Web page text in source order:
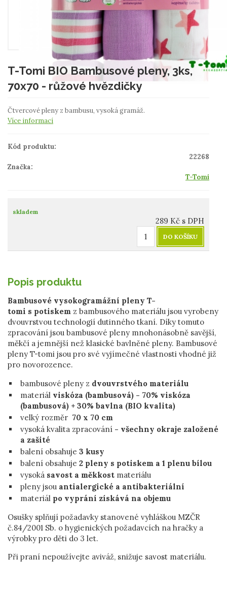
T-Tomi BIO Bambusové pleny, 3ks,
70x70 - růžové hvězdičky
Čtvercové pleny z bambusu, vysoká gramáž.
Více informací
Kód produktu:
22268
Značka:
T-Tomi
skladem
289 Kč s DPH
DO KOŠÍKU
Popis produktu
Bambusové vysokogramážní pleny T-
tomi s potiskem z bambusového materiálu jsou vyrobeny
dvouvrstvou technologií dutinného tkaní. Díky tomuto
zpracování jsou bambusové pleny mnohonásobně savější,
měkčí a jemnější než klasické bavlněné pleny. Bambusové
pleny T-tomi jsou pro své vyjímečné vlastnosti vhodné již
pro novorozence.
bambusové pleny z dvouvrstvého materiálu
materiál viskóza (bambusová) - 70% viskóza
(bambusová) + 30% bavlna (BIO kvalita)
velký rozměr 70 x 70 cm
vysoká kvalita zpracování - všechny okraje založené
a zašité
balení obsahuje 3 kusy
balení obsahuje 2 pleny s potiskem a 1 plenu bílou
vysoká savost a měkkost materiálu
pleny jsou antialergické a antibakteriální
materiál po vyprání získává na objemu
Osušky splňují požadavky stanovené vyhláškou MZČR
č.84/2001 Sb. o hygienických požadavcích na hračky a
výrobky pro děti do 3 let.
Při praní nepoužívejte aviváž, snižuje savost materiálu.